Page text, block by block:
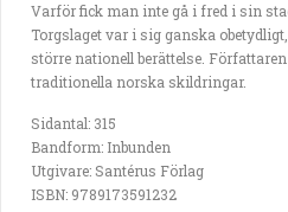
Varför fick man inte gå i fred i sin
Torgslaget var i sig ganska
större nationell berättelse.
traditionella norska skildringar.
Sidantal: 315
Bandform: Inbunden
Utgivare: Santérus Förlag
ISBN: 9789173591232